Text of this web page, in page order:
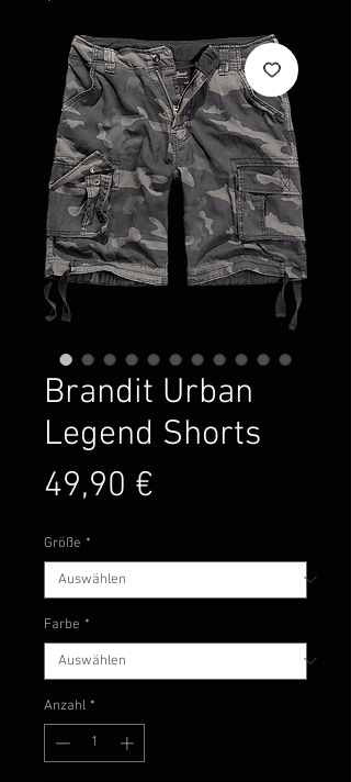
Brandit Urban
Legend Shorts
49,90 €
Größe *
Farbe *
Anzahl *